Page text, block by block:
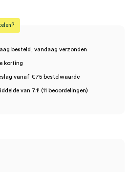
besteld, vandaag verzonden
korting
vanaf €75 bestelwaarde
van 7.1! (11 beoordelingen)